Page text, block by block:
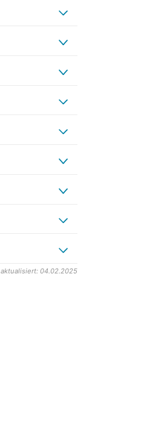
aktualisiert: 04.02.2025